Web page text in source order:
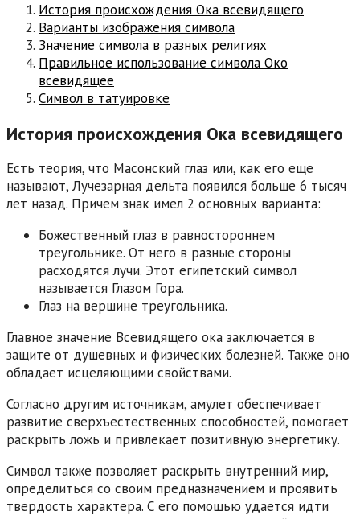
История происхождения Ока всевидящего
Варианты изображения символа
Значение символа в разных религиях
Правильное использование символа Око
всевидящее
Символ в татуировке
История происхождения Ока всевидящего
Есть теория, что Масонский глаз или, как его еще
называют, Лучезарная дельта появился больше 6 тысяч
лет назад. Причем знак имел 2 основных варианта:
Божественный глаз в равностороннем
треугольнике. От него в разные стороны
расходятся лучи. Этот египетский символ
называется Глазом Гора.
Глаз на вершине треугольника.
Главное значение Всевидящего ока заключается в
защите от душевных и физических болезней. Также оно
обладает исцеляющими свойствами.
Согласно другим источникам, амулет обеспечивает
развитие сверхъестественных способностей, помогает
раскрыть ложь и привлекает позитивную энергетику.
Символ также позволяет раскрыть внутренний мир,
определиться со своим предназначением и проявить
твердость характера. С его помощью удается идти